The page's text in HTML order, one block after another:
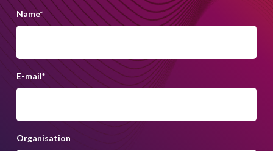
Name*
E-mail*
Organisation